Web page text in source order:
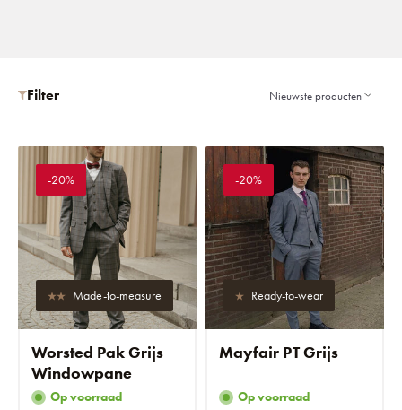
Filter
-20%
Made-to-measure
Worsted Pak Grijs
Windowpane
Op voorraad
-20%
Ready-to-wear
Mayfair PT Grijs
Op voorraad